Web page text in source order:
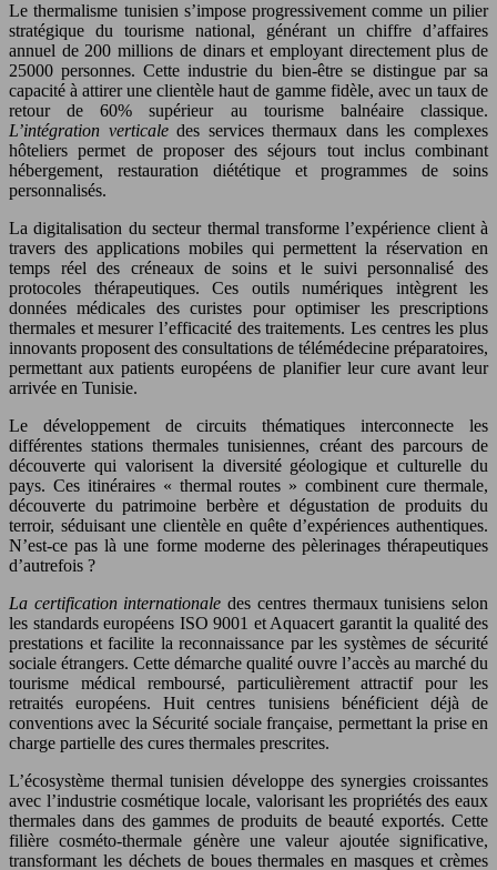
Le thermalisme tunisien s’impose progressivement comme un pilier
stratégique du tourisme national, générant un chiffre d’affaires
annuel de 200 millions de dinars et employant directement plus de
25000 personnes. Cette industrie du bien-être se distingue par sa
capacité à attirer une clientèle haut de gamme fidèle, avec un taux de
retour de 60% supérieur au tourisme balnéaire classique.
L’intégration verticaledes services thermaux dans les complexes
hôteliers permet de proposer des séjours tout inclus combinant
hébergement, restauration diététique et programmes de soins
personnalisés.
La digitalisation du secteur thermal transforme l’expérience client à
travers des applications mobiles qui permettent la réservation en
temps réel des créneaux de soins et le suivi personnalisé des
protocoles thérapeutiques. Ces outils numériques intègrent les
données médicales des curistes pour optimiser les prescriptions
thermales et mesurer l’efficacité des traitements. Les centres les plus
innovants proposent des consultations de télémédecine préparatoires,
permettant aux patients européens de planifier leur cure avant leur
arrivée en Tunisie.
Le développement de circuits thématiques interconnecte les
différentes stations thermales tunisiennes, créant des parcours de
découverte qui valorisent la diversité géologique et culturelle du
pays. Ces itinéraires « thermal routes » combinent cure thermale,
découverte du patrimoine berbère et dégustation de produits du
terroir, séduisant une clientèle en quête d’expériences authentiques.
N’est-ce pas là une forme moderne des pèlerinages thérapeutiques
d’autrefois ?
La certification internationale des centres thermaux tunisiens selon
les standards européens ISO 9001 et Aquacert garantit la qualité des
prestations et facilite la reconnaissance par les systèmes de sécurité
sociale étrangers. Cette démarche qualité ouvre l’accès au marché du
tourisme médical remboursé, particulièrement attractif pour les
retraités européens. Huit centres tunisiens bénéficient déjà de
conventions avec la Sécurité sociale française, permettant la prise en
charge partielle des cures thermales prescrites.
L’écosystème thermal tunisien développe des synergies croissantes
avec l’industrie cosmétique locale, valorisant les propriétés des eaux
thermales dans des gammes de produits de beauté exportés. Cette
filière cosméto-thermale génère une valeur ajoutée significative,
transformant les déchets de boues thermales en masques et crèmes